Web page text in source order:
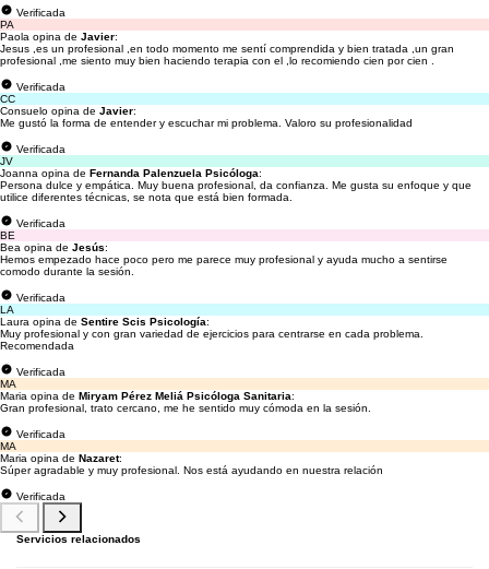
Verificada
PA
Paola opina de Javier:
Jesus ,es un profesional ,en todo momento me sentí comprendida y bien tratada ,un gran
profesional ,me siento muy bien haciendo terapia con el ,lo recomiendo cien por cien .
Verificada
CC
Consuelo opina de Javier:
Me gustó la forma de entender y escuchar mi problema. Valoro su profesionalidad
Verificada
JV
Joanna opina de Fernanda Palenzuela Psicóloga:
Persona dulce y empática. Muy buena profesional, da confianza. Me gusta su enfoque y que
utilice diferentes técnicas, se nota que está bien formada.
Verificada
BE
Bea opina de Jesús:
Hemos empezado hace poco pero me parece muy profesional y ayuda mucho a sentirse
comodo durante la sesión.
Verificada
LA
Laura opina de Sentire Scis Psicología:
Muy profesional y con gran variedad de ejercicios para centrarse en cada problema.
Recomendada
Verificada
MA
Maria opina de Miryam Pérez Meliá Psicóloga Sanitaria:
Gran profesional, trato cercano, me he sentido muy cómoda en la sesión.
Verificada
MA
Maria opina de Nazaret:
Súper agradable y muy profesional. Nos está ayudando en nuestra relación
Verificada
Servicios relacionados